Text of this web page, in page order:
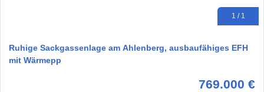
1 / 1
Ruhige Sackgassenlage am Ahlenberg, ausbaufähiges EFH
mit Wärmepp
769.000 €